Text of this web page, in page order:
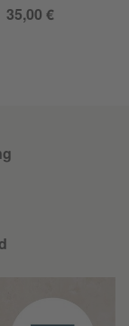
35,00 €